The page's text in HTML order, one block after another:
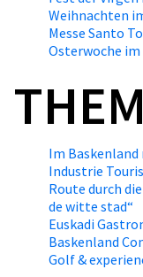
Weihnachten
Messe Santo
Osterwoche
Im
Industrie
Route durch
de witte stad“
Euskadi
Baskenland
Golf &